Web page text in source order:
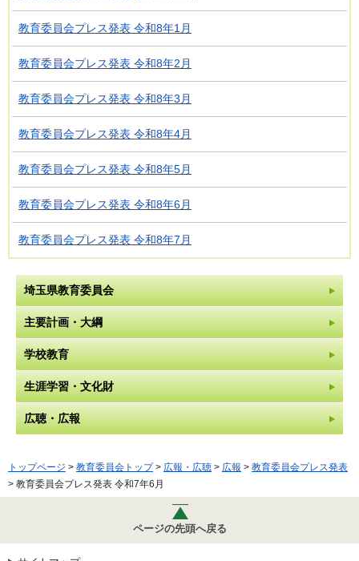
教育委員会プレス発表 令和8年1月
教育委員会プレス発表 令和8年2月
教育委員会プレス発表 令和8年3月
教育委員会プレス発表 令和8年4月
教育委員会プレス発表 令和8年5月
教育委員会プレス発表 令和8年6月
教育委員会プレス発表 令和8年7月
埼玉県教育委員会
主要計画・大綱
学校教育
生涯学習・文化財
広聴・広報
トップページ > 教育委員会トップ> 広報・広聴 > 広報 > 教育委員会プレス発表
> 教育委員会プレス発表 令和7年6月
ページの先頭へ戻る